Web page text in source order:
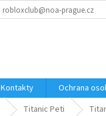
robloxclub@noa-prague.cz
Kontakty Ochrana
Titanic Peti